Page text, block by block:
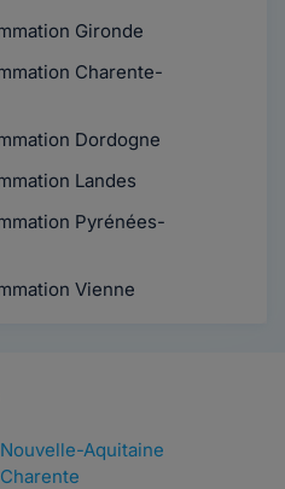
Gironde
Charente-
Dordogne
Landes
Pyrénées-
Vienne
Aquitaine